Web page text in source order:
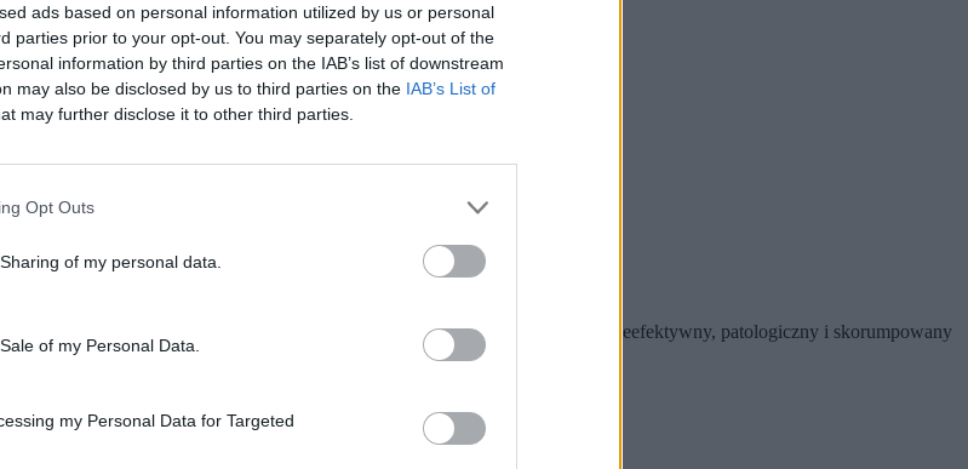
ads based on personal information utilized by us or personal
parties prior to your opt-out. You may separately opt-out of the
information by third parties on the IAB’s list of downstream
may also be disclosed by us to third parties on the IAB’s List of
may further disclose it to other third parties.
Opt Outs
of my personal data.
of my Personal Data.
my Personal Data for Targeted
dla kogo przyszłość naszego państwa – a nie tylko nauki – jest ważna.
do głębokiej reformy systemu polskiej nauki. Uważam, że system ten jest nieefektywny, patologiczny i skorumpowany